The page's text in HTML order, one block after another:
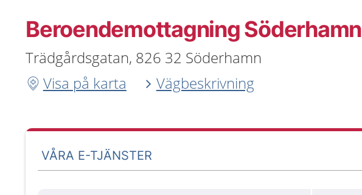
Beroendemottagning Söderhamn
Trädgårdsgatan, 826 32 Söderhamn
Visa på karta
Vägbeskrivning
VÅRA E-TJÄNSTER